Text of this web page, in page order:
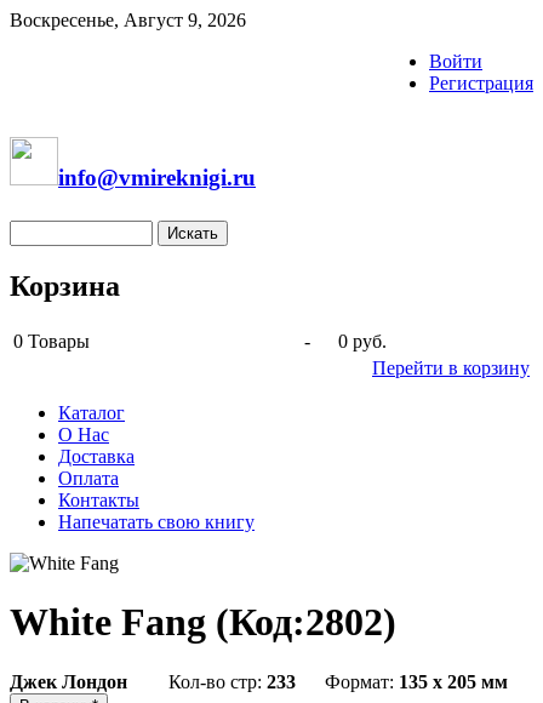
Воскресенье, Август 9, 2026
Войти
Регистрация
info@vmireknigi.ru
Корзина
0 Товары -
0 руб.
Перейти в корзину
Каталог
О Нас
Доставка
Оплата
Контакты
Напечатать свою книгу
White Fang (Код:2802)
Джек Лондон Кол-во стр: 233 Формат: 135 x 205 мм